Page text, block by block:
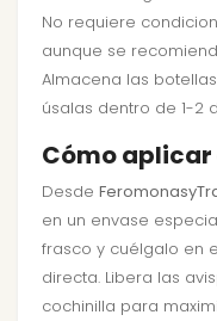
No requiere
aunque se
Almacena las
úsalas dentro de 1-2
Cómo
Desde
en un envase
frasco y cuélgalo en
directa. Libera las
cochinilla para